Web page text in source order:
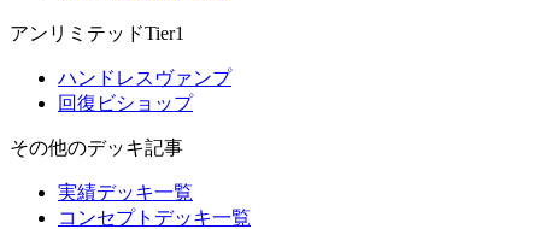
アンリミテッドTier1
ハンドレスヴァンプ
回復ビショップ
その他のデッキ記事
実績デッキ一覧
コンセプトデッキ一覧